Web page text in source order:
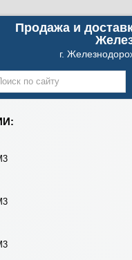
Продажа и
г.